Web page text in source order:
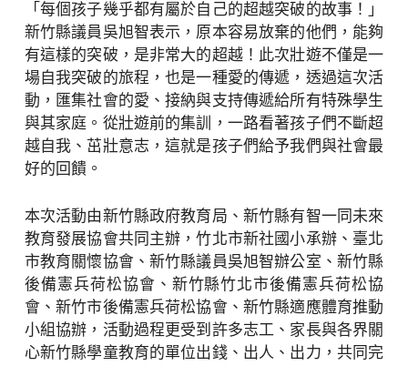
「每個孩子幾乎都有屬於自己的超越突破的故事！」
新竹縣議員吳旭智表示，原本容易放棄的他們，能夠
有這樣的突破，是非常大的超越！此次壯遊不僅是一
場自我突破的旅程，也是一種愛的傳遞，透過這次活
動，匯集社會的愛、接納與支持傳遞給所有特殊學生
與其家庭。從壯遊前的集訓，一路看著孩子們不斷超
越自我、茁壯意志，這就是孩子們給予我們與社會最
好的回饋。
本次活動由新竹縣政府教育局、新竹縣有智一同未來
教育發展協會共同主辦，竹北市新社國小承辦、臺北
市教育關懷協會、新竹縣議員吳旭智辦公室、新竹縣
後備憲兵荷松協會、新竹縣竹北市後備憲兵荷松協
會、新竹市後備憲兵荷松協會、新竹縣適應體育推動
小組協辦，活動過程更受到許多志工、家長與各界關
心新竹縣學童教育的單位出錢、出人、出力，共同完